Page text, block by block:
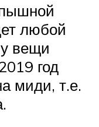
любой
вещи
год
миди, т.е.